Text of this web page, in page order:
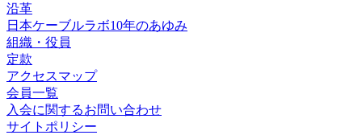
沿革
日本ケーブルラボ10年のあゆみ
組織・役員
定款
アクセスマップ
会員一覧
入会に関するお問い合わせ
サイトポリシー